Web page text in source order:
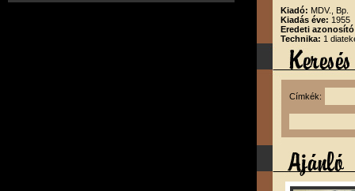
Kiadó: MDV., Bp.
Kiadás éve: 1955
Eredeti
Technika: 1
Címkék: